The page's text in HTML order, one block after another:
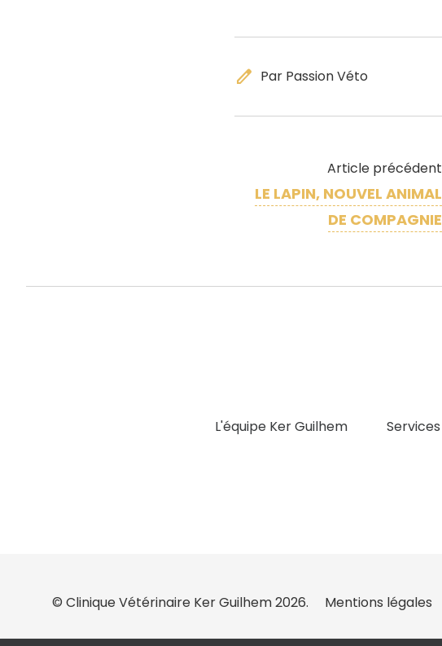
edit Par Passion Véto
Article précédent
LE LAPIN, NOUVEL ANIMAL
DE COMPAGNIE
L'équipe Ker Guilhem Services
© Clinique Vétérinaire Ker Guilhem 2026. Mentions légales